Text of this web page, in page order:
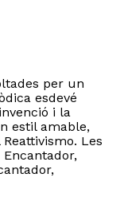
per un
esdevé
i la
estil amable,
Les